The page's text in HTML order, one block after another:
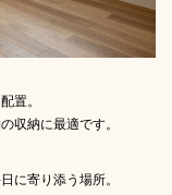
置。
収納に最適です。
に寄り添う場所。